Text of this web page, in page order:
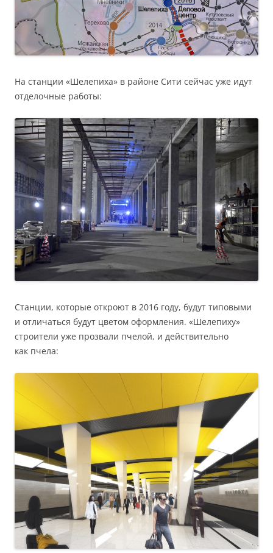
На станции «Шелепиха» в районе Сити сейчас уже идут
отделочные работы:
Станции, которые откроют в 2016 году, будут типовыми
и отличаться будут цветом оформления. «Шелепиху»
строители уже прозвали пчелой, и действительно
как пчела: